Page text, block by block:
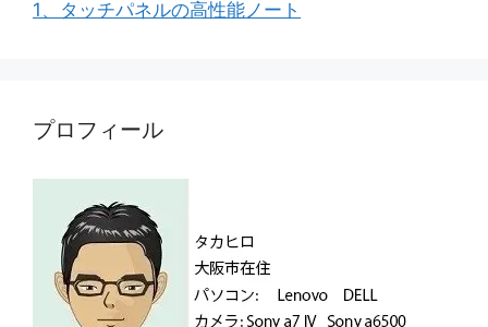
1、タッチパネルの高性能ノート
プロフィール